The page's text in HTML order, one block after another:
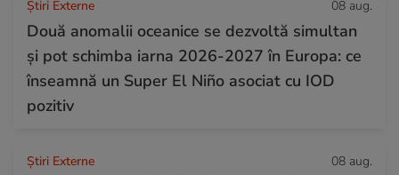
Știri Externe 08 aug.
Două anomalii oceanice se dezvoltă simultan
și pot schimba iarna 2026-2027 în Europa: ce
înseamnă un Super El Niño asociat cu IOD
pozitiv
Știri Externe 08 aug.